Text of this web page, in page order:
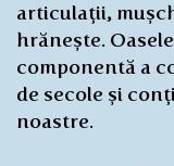
articulații,
hrănește.
componentă a
de secole și
noastre.